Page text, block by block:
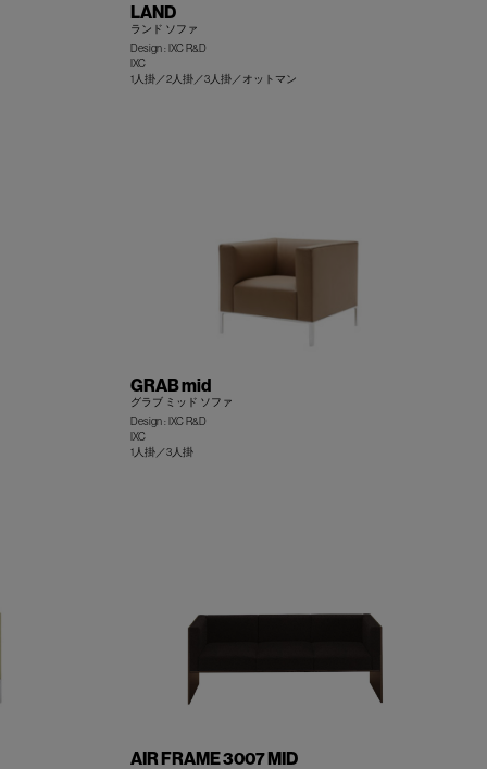
LAND
ランド ソファ
Design : IXC R&D
IXC
1人掛／2人掛／3人掛／オットマン
GRAB mid
グラブ ミッド ソファ
Design : IXC R&D
IXC
1人掛／3人掛
AIR FRAME 3007 MID